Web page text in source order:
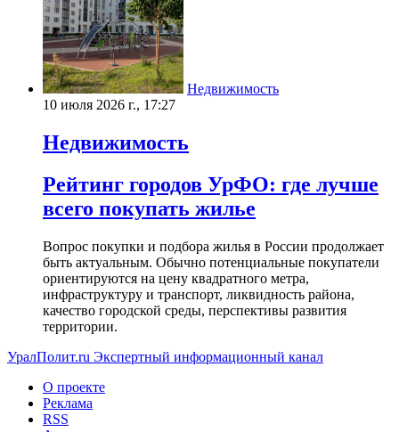
Недвижимость
10 июля 2026 г., 17:27
Недвижимость
Рейтинг городов УрФО: где лучше
всего покупать жилье
Вопрос покупки и подбора жилья в России продолжает
быть актуальным. Обычно потенциальные покупатели
ориентируются на цену квадратного метра,
инфраструктуру и транспорт, ликвидность района,
качество городской среды, перспективы развития
территории.
УралПолит.ru Экспертный информационный канал
О проекте
Реклама
RSS